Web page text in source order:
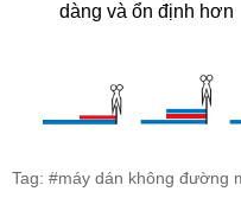
dàng và ổn định hơn
Tag: #máy dán không đường